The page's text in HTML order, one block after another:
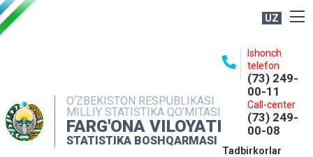
UZ
O‘ZBEKISTON RESPUBLIKASI
MILLIY STATISTIKA QO‘MITASI
FARG'ONA VILOYATI
STATISTIKA BOSHQARMASI
Ishonch
telefon
(73) 249-
00-11
Call-center
(73) 249-
00-08
Tadbirkorlar
NASHRLAR
INTERAKTIV XIZMATLAR
MATBUOT XIZMATI